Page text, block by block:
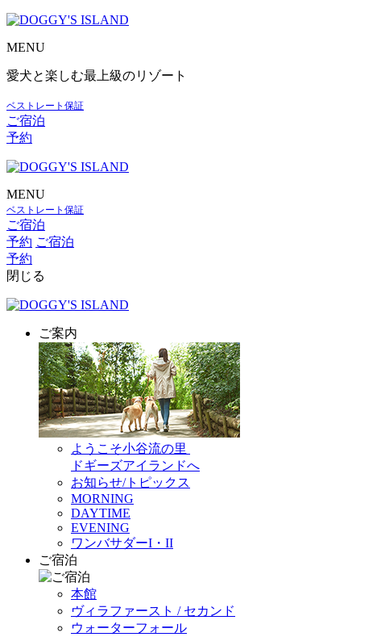
MENU
愛犬と楽しむ最上級のリゾート
ベストレート保証
ご宿泊
予約
MENU
ベストレート保証
ご宿泊
予約 ご宿泊
予約
閉じる
ご案内
ようこそ小谷流の里
ドギーズアイランドへ
お知らせ/トピックス
MORNING
DAYTIME
EVENING
ワンバサダーI・II
ご宿泊
本館
ヴィラファースト / セカンド
ウォーターフォール